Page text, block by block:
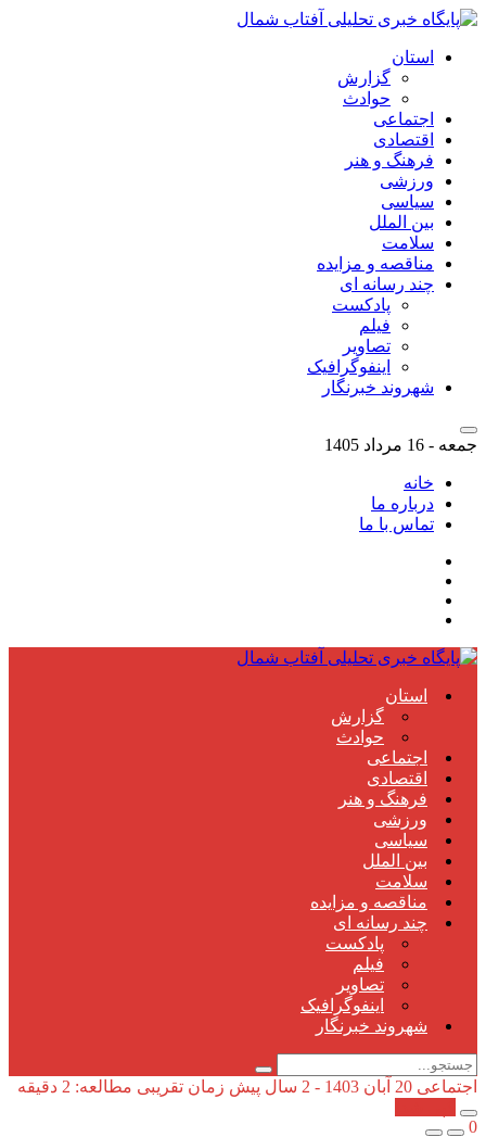
استان
گزارش
حوادث
اجتماعی
اقتصادی
فرهنگ و هنر
ورزشی
سیاسی
بین الملل
سلامت
مناقصه و مزایده
چند رسانه ای
پادکست
فیلم
تصاویر
اینفوگرافیک
شهروند خبرنگار
جمعه - 16 مرداد 1405
خانه
درباره ما
تماس با ما
استان
گزارش
حوادث
اجتماعی
اقتصادی
فرهنگ و هنر
ورزشی
سیاسی
بین الملل
سلامت
مناقصه و مزایده
چند رسانه ای
پادکست
فیلم
تصاویر
اینفوگرافیک
شهروند خبرنگار
اجتماعی 20 آبان 1403 - 2 سال پیش
زمان تقریبی مطالعه: 2 دقیقه
0